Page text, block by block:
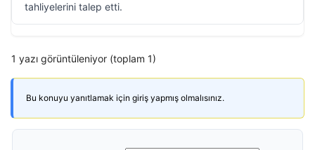
tahliyelerini talep etti.
1 yazı görüntüleniyor (toplam 1)
Bu konuyu yanıtlamak için giriş yapmış olmalısınız.